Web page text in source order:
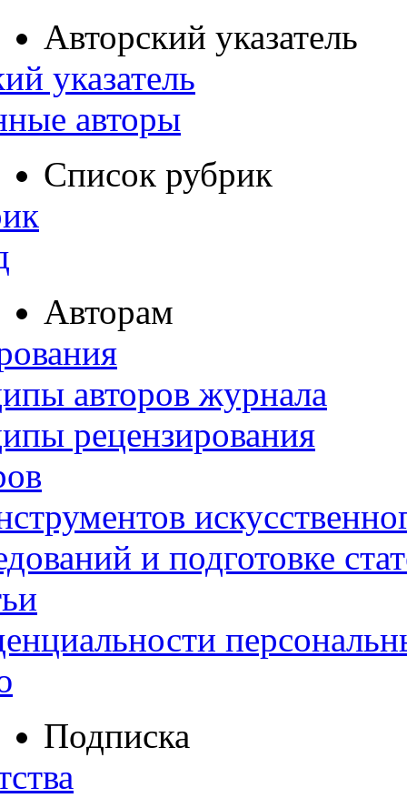
Авторский указатель
указатель
авторы
Список рубрик
Авторам
авторов журнала
рецензирования
и подготовке
Подписка